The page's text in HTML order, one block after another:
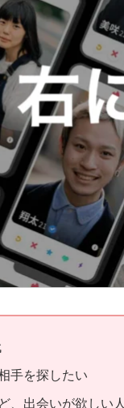
手を探したい
、出会いが欲しい人